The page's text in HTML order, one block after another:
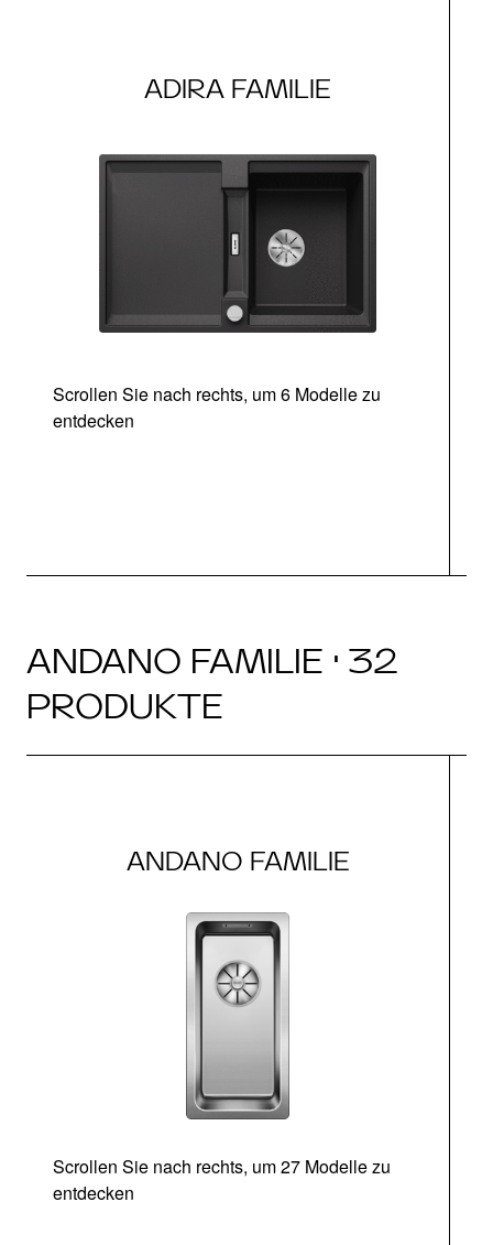
ADIRA FAMILIE
Scrollen Sie nach rechts, um 6 Modelle zu
entdecken
ANDANO FAMILIE · 32
PRODUKTE
ANDANO FAMILIE
Scrollen Sie nach rechts, um 27 Modelle zu
entdecken